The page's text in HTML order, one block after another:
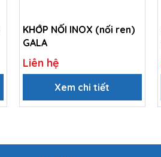
KHỚP NỐI INOX (nối ren)
GALA
Liên hệ
Xem chi tiết